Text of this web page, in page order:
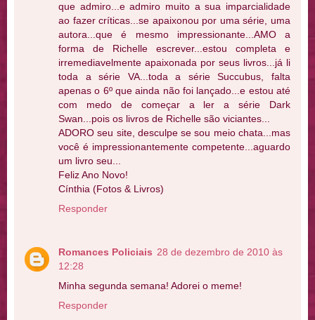
que admiro...e admiro muito a sua imparcialidade
ao fazer críticas...se apaixonou por uma série, uma
autora...que é mesmo impressionante...AMO a
forma de Richelle escrever...estou completa e
irremediavelmente apaixonada por seus livros...já li
toda a série VA...toda a série Succubus, falta
apenas o 6º que ainda não foi lançado...e estou até
com medo de começar a ler a série Dark
Swan...pois os livros de Richelle são viciantes...
ADORO seu site, desculpe se sou meio chata...mas
você é impressionantemente competente...aguardo
um livro seu...
Feliz Ano Novo!
Cínthia (Fotos & Livros)
Responder
Romances Policiais 28 de dezembro de 2010 às
12:28
Minha segunda semana! Adorei o meme!
Responder